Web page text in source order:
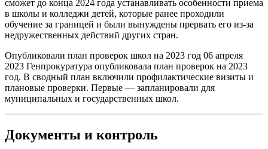
сможет до конца 2024 года устанавливать особенности приема
в школы и колледжи детей, которые ранее проходили
обучение за границей и были вынуждены прервать его из-за
недружественных действий других стран.
Опубликовали план проверок школ на 2023 год 06 апреля
2023 Генпрокуратура опубликовала план проверок на 2023
год. В сводный план включили профилактические визиты и
плановые проверки. Первые — запланировали для
муниципальных и государственных школ.
Документы и контроль